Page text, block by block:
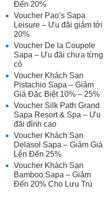
Đến 20%
Voucher Pao’s Sapa
Leisure – Ưu đãi giảm tới
20%
Voucher De la Coupole
Sapa – Ưu đãi chưa từng
có
Voucher Khách Sạn
Pistachio Sapa – Giảm
Giá Đặc Biệt 10% – 25%
Voucher Silk Path Grand
Sapa Resort & Spa – Ưu
đãi đỉnh cao
Voucher Khách Sạn
Delasol Sapa – Giảm Giá
Lên Đến 25%
Voucher Khách Sạn
Bamboo Sapa – Giảm
Đến 20% Cho Lưu Trú